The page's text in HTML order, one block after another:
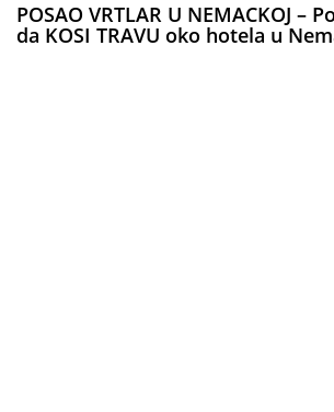
POSAO VRTLAR U NEMACKOJ –
da KOSI TRAVU oko hotela u